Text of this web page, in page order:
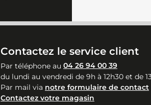
Contactez le service client
Par téléphone au 04 26 94 00 39
du lundi au vendredi de 9h à 12h30 et de
Par mail via notre formulaire de contact
Contactez votre magasin